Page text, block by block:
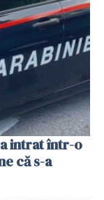
intrat într-o
că s-a